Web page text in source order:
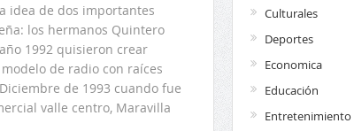
idea de dos importantes
los hermanos Quintero
1992 quisieron crear
de radio con raíces
de 1993 cuando fue
valle centro, Maravilla
Culturales
Deportes
Economica
Educación
Entretenimiento